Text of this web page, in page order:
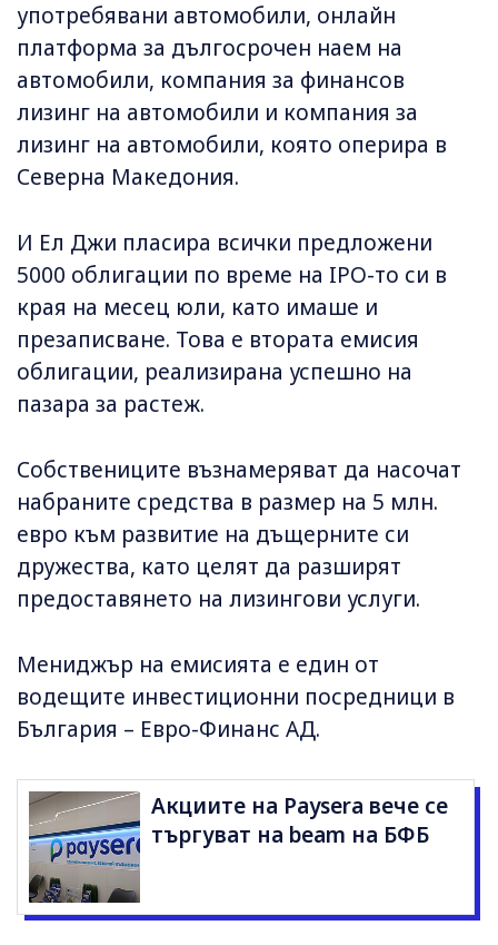
употребявани автомобили, онлайн
платформа за дългосрочен наем на
автомобили, компания за финансов
лизинг на автомобили и компания за
лизинг на автомобили, която оперира в
Северна Македония.
И Ел Джи пласира всички предложени
5000 облигации по време на IPO-то си в
края на месец юли, като имаше и
презаписване. Това е втората емисия
облигации, реализирана успешно на
пазара за растеж.
Собствениците възнамеряват да насочат
набраните средства в размер на 5 млн.
евро към развитие на дъщерните си
дружества, като целят да разширят
предоставянето на лизингови услуги.
Мениджър на емисията е един от
водещите инвестиционни посредници в
България – Евро-Финанс АД.
Акциите на Paysera вече се
търгуват на beam на БФБ